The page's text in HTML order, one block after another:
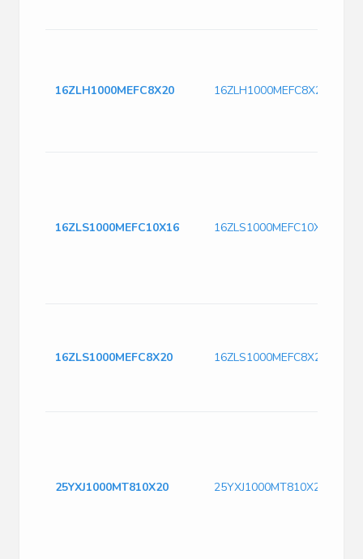
16ZLH1000MEFC8X20 16ZLH1000MEFC8X20
16ZLS1000MEFC10X16 16ZLS1000MEFC10X16
16ZLS1000MEFC8X20 16ZLS1000MEFC8X20
25YXJ1000MT810X20 25YXJ1000MT810X20